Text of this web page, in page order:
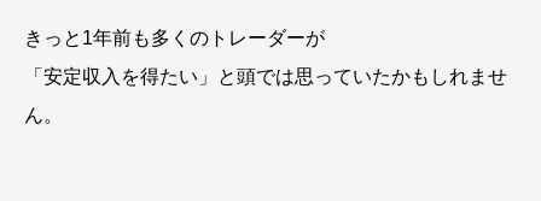
きっと1年前も多くのトレーダーが
「安定収入を得たい」と頭では思っていたかもしれませ
ん。